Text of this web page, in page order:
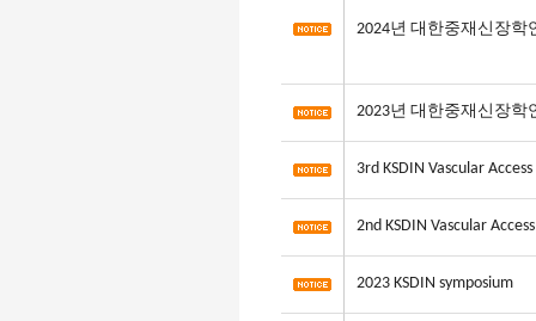
2024년 대한중재신장학
2023년 대한중재신장학
3rd KSDIN Vascular
2nd KSDIN Vascular
2023 KSDIN symposium